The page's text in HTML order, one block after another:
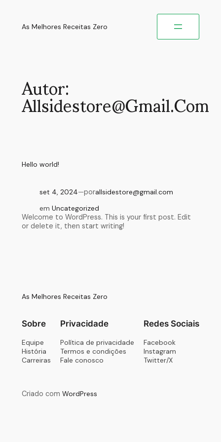
As Melhores Receitas Zero
Autor:
Allsidestore@gmail.com
Hello world!
set 4, 2024—porallsidestore@gmail.com
em Uncategorized
Welcome to WordPress. This is your first post. Edit
or delete it, then start writing!
As Melhores Receitas Zero
Sobre
Equipe
História
Carreiras
Privacidade
Política de privacidade
Termos e condições
Fale conosco
Redes Sociais
Facebook
Instagram
Twitter/X
Criado com WordPress